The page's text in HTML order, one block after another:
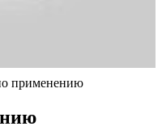
применению